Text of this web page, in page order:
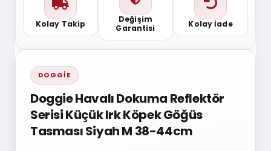
Kolay Takip
Değişim
Garantisi
Kolay İade
DOGGIE
Doggie Havalı Dokuma Reflektör
Serisi Küçük Irk Köpek Göğüs
Tasması Siyah M 38-44cm